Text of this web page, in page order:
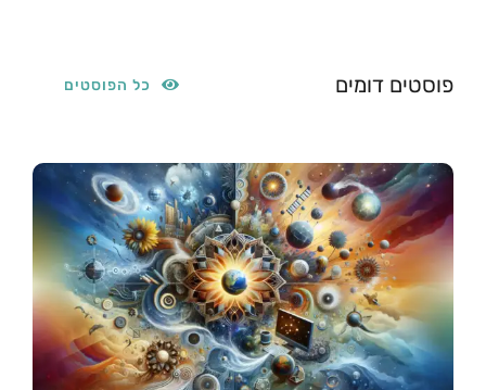
פוסטים דומים כל הפוסטים